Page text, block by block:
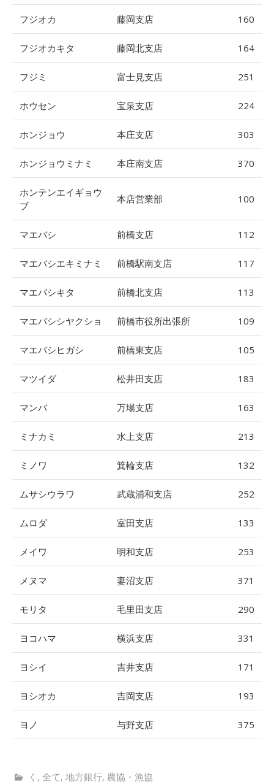
フジオカ 藤岡支店 160
フジオカキタ 藤岡北支店 164
フジミ 富士見支店 251
ホウセン 宝泉支店 224
ホンジョウ 本庄支店 303
ホンジョウミナミ 本庄南支店 370
ホンテンエイギョウ
ブ
本店営業部 100
マエバシ 前橋支店 112
マエバシエキミナミ 前橋駅南支店 117
マエバシキタ 前橋北支店 113
マエバシシヤクショ 前橋市役所出張所 109
マエバシヒガシ 前橋東支店 105
マツイダ 松井田支店 183
マンバ 万場支店 163
ミナカミ 水上支店 213
ミノワ 箕輪支店 132
ムサシウラワ 武蔵浦和支店 252
ムロダ 室田支店 133
メイワ 明和支店 253
メヌマ 妻沼支店 371
モリタ 毛里田支店 290
ヨコハマ 横浜支店 331
ヨシイ 吉井支店 171
ヨシオカ 吉岡支店 193
ヨノ 与野支店 375
く , 全て, 地方銀行, 農協・漁協